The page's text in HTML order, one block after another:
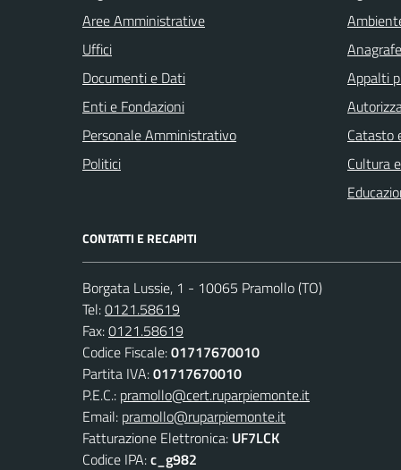
Aree Amministrative
Uffici
Documenti e Dati
Enti e Fondazioni
Personale Amministrativo
Politici
Appalti
Catasto
Cultura
CONTATTI E RECAPITI
Borgata Lussie, 1 - 10065 Pramollo (TO)
Tel:0121.58619
Fax:0121.58619
Codice Fiscale:01717670010
Partita IVA:01717670010
P.E.C.: pramollo@cert.ruparpiemonte.it
Email: pramollo@ruparpiemonte.it
Fatturazione Elettronica: UF7LCK
Codice IPA:c_g982